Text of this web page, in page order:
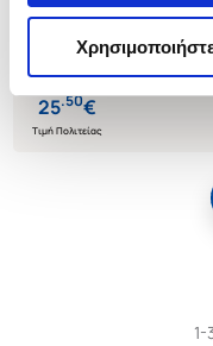
Κωδ. Πολιτείας
25.50€
Τιμή Πολιτείας